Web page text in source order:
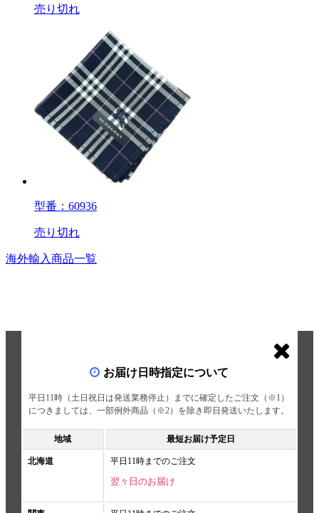
売り切れ
型番：60936
売り切れ
海外輸入商品一覧
お届け日時指定について
平日11時（土日祝日は発送業務停止）までに確定したご注文（※1）
につきましては、一部例外商品（※2）を除き即日発送いたします。
地域 最短お届け予定日
北海道 平日11時までのご注文
翌々日のお届け